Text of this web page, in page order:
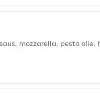
mozzarella, pesto olie,